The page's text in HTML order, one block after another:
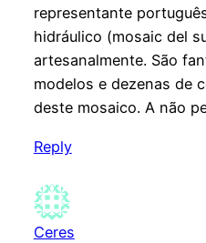
representante
hidráulico (mosaic del
artesanalmente. São
modelos e dezenas de
deste mosaico. A não
Reply
Ceres